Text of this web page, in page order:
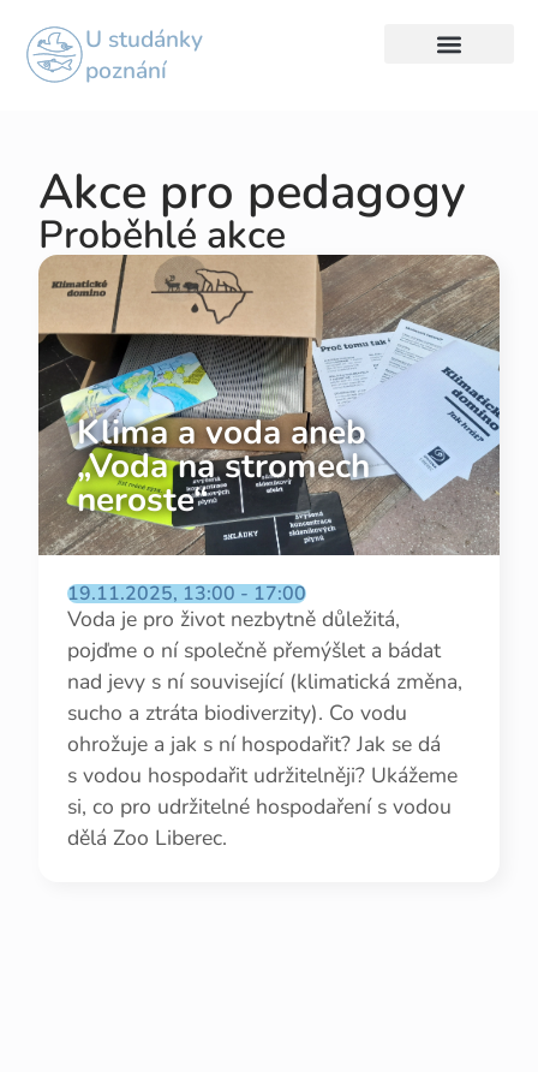
U studánky
poznání
Akce pro pedagogy
Proběhlé akce
Klima a voda aneb
„Voda na stromech
neroste“
19.11.2025, 13:00 - 17:00
Voda je pro život nezbytně důležitá,
pojďme o ní společně přemýšlet a bádat
nad jevy s ní související (klimatická změna,
sucho a ztráta biodiverzity). Co vodu
ohrožuje a jak s ní hospodařit? Jak se dá
s vodou hospodařit udržitelněji? Ukážeme
si, co pro udržitelné hospodaření s vodou
dělá Zoo Liberec.